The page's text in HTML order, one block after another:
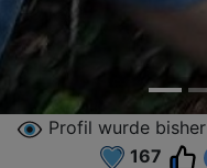
Profil wurde bisher
167